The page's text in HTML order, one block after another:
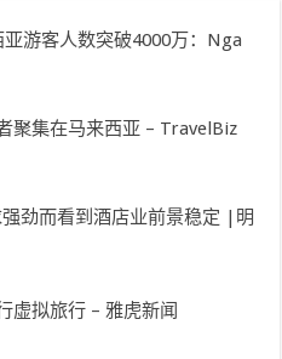
游客人数突破4000万：Nga
聚集在马来西亚 – TravelBiz
劲而看到酒店业前景稳定 |明
虚拟旅行 – 雅虎新闻